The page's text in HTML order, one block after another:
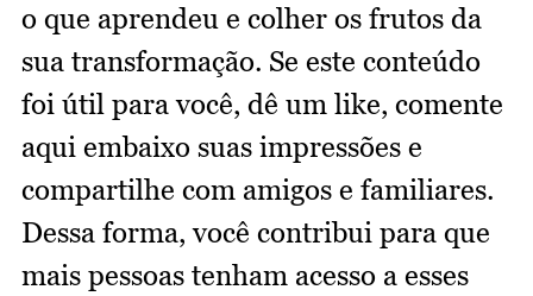
o que aprendeu e colher os frutos da
sua transformação. Se este conteúdo
foi útil para você, dê um like, comente
aqui embaixo suas impressões e
compartilhe com amigos e familiares.
Dessa forma, você contribui para que
mais pessoas tenham acesso a esses